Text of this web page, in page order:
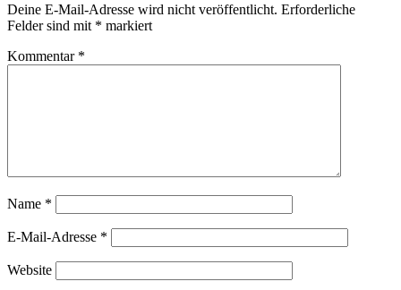
Deine E-Mail-Adresse wird nicht veröffentlicht. Erforderliche
Felder sind mit * markiert
Kommentar *
Name *
E-Mail-Adresse *
Website